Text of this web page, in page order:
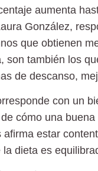
aumenta
González,
que obtienen
también los
de descanso,
con un
cómo una
estar
dieta es